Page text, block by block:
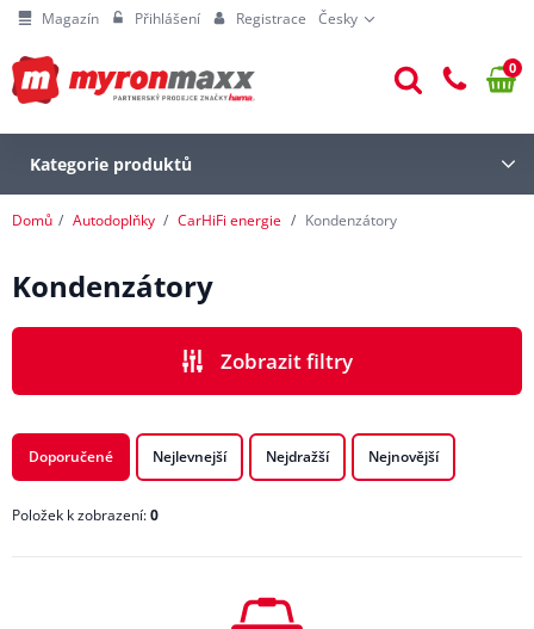
Magazín Přihlášení Registrace Česky
0
Kategorie produktů
Domů Autodoplňky CarHiFi energie Kondenzátory
Kondenzátory
Zobrazit filtry
Doporučené Nejlevnejší Nejdražší Nejnovější
Položek k zobrazení:0